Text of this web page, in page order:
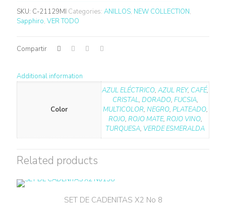
SKU: C-21129MI Categories: ANILLOS, NEW COLLECTION,
Sapphiro, VER TODO
Compartir
Additional information
Color
AZUL ELÉCTRICO, AZUL REY, CAFÉ,
CRISTAL, DORADO, FUCSIA,
MULTICOLOR, NEGRO, PLATEADO,
ROJO, ROJO MATE, ROJO VINO,
TURQUESA, VERDE ESMERALDA
Related products
SET DE CADENITAS X2 No 8